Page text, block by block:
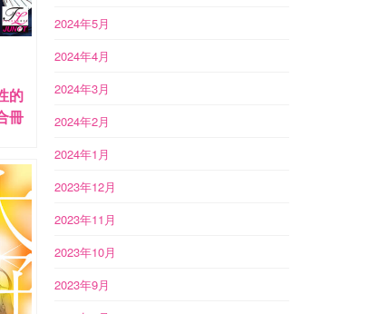
的
冊
2024年5月
2024年4月
2024年3月
2024年2月
2024年1月
2023年12月
2023年11月
2023年10月
2023年9月